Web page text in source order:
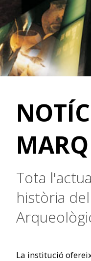
MARQ
Tota
història
La institució